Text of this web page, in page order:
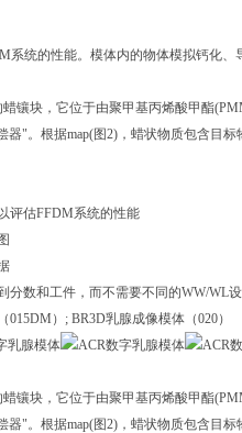
系统的性能。模体内的物体模拟钙化
镶块，它位于由聚甲基丙烯酸甲酯
器"。根据map(图2)，蜡状物质包含目
评估FFDM系统的性能
分数和工件，而不需要不同的WW/WL
）; BR3D乳腺成像模体（020）
镶块，它位于由聚甲基丙烯酸甲酯
器"。根据map(图2)，蜡状物质包含目